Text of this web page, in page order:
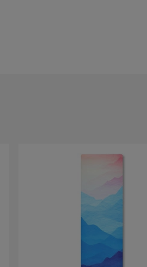
więc wzór nie ma
przy wilgoci niż